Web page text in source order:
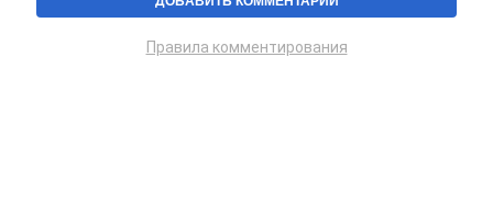
Правила комментирования